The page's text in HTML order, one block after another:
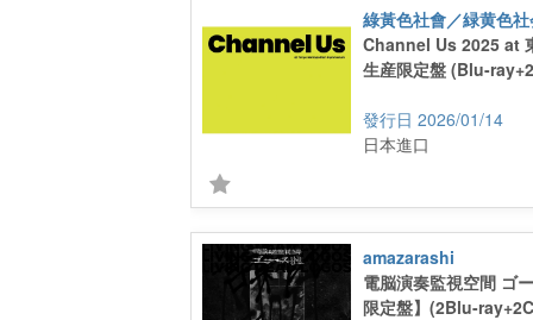
綠黃色社會／緑黄色
Channel Us 2025 at
生産限定盤 (Blu-
2026/01/14
日本進口
amazarashi
電脳演奏監視空間 ゴ
限定盤】(2Blu-